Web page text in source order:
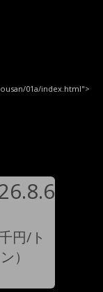
01a/index.html">
千円/ト
ン）